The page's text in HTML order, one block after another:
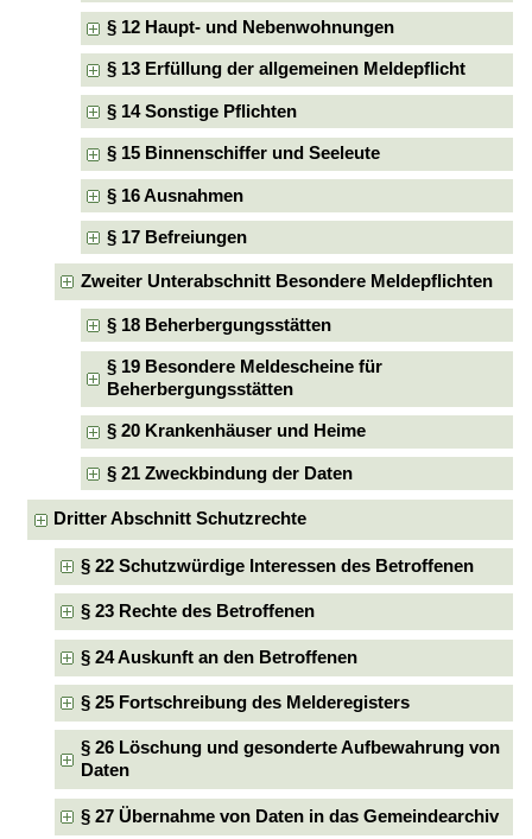
§ 12 Haupt- und Nebenwohnungen
§ 13 Erfüllung der allgemeinen Meldepflicht
§ 14 Sonstige Pflichten
§ 15 Binnenschiffer und Seeleute
§ 16 Ausnahmen
§ 17 Befreiungen
Zweiter Unterabschnitt Besondere Meldepflichten
§ 18 Beherbergungsstätten
§ 19 Besondere Meldescheine für
Beherbergungsstätten
§ 20 Krankenhäuser und Heime
§ 21 Zweckbindung der Daten
Dritter Abschnitt Schutzrechte
§ 22 Schutzwürdige Interessen des Betroffenen
§ 23 Rechte des Betroffenen
§ 24 Auskunft an den Betroffenen
§ 25 Fortschreibung des Melderegisters
§ 26 Löschung und gesonderte Aufbewahrung von
Daten
§ 27 Übernahme von Daten in das Gemeindearchiv